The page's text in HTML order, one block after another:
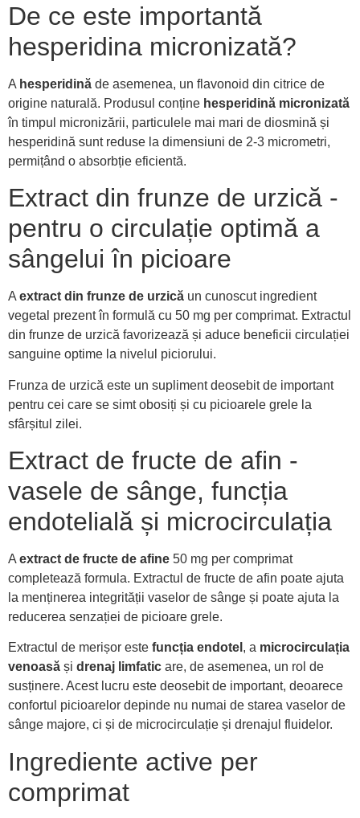
De ce este importantă
hesperidina micronizată?
A hesperidină de asemenea, un flavonoid din citrice de
origine naturală. Produsul conține hesperidină micronizată
în timpul micronizării, particulele mai mari de diosmină și
hesperidină sunt reduse la dimensiuni de 2-3 micrometri,
permițând o absorbție eficientă.
Extract din frunze de urzică -
pentru o circulație optimă a
sângelui în picioare
A extract din frunze de urzică un cunoscut ingredient
vegetal prezent în formulă cu 50 mg per comprimat. Extractul
din frunze de urzică favorizează și aduce beneficii circulației
sanguine optime la nivelul piciorului.
Frunza de urzică este un supliment deosebit de important
pentru cei care se simt obosiți și cu picioarele grele la
sfârșitul zilei.
Extract de fructe de afin -
vasele de sânge, funcția
endotelială și microcirculația
A extract de fructe de afine 50 mg per comprimat
completează formula. Extractul de fructe de afin poate ajuta
la menținerea integrității vaselor de sânge și poate ajuta la
reducerea senzației de picioare grele.
Extractul de merișor este funcția endotel , a microcirculația
venoasă și drenaj limfatic are, de asemenea, un rol de
susținere. Acest lucru este deosebit de important, deoarece
confortul picioarelor depinde nu numai de starea vaselor de
sânge majore, ci și de microcirculație și drenajul fluidelor.
Ingrediente active per
comprimat